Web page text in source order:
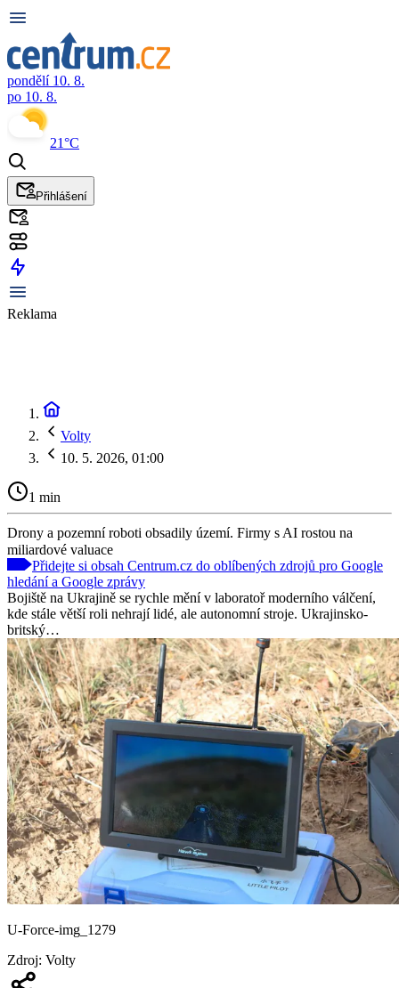
pondělí 10. 8.
po 10. 8.
21°C
Přihlášení
Reklama
Volty
10. 5. 2026, 01:00
1 min
Drony a pozemní roboti obsadily území. Firmy s AI rostou na
miliardové valuace
Přidejte si obsah Centrum.cz do oblíbených zdrojů pro Google
hledání a Google zprávy
Bojiště na Ukrajině se rychle mění v laboratoř moderního válčení,
kde stále větší roli nehrají lidé, ale autonomní stroje. Ukrajinsko-
britský…
U-Force-img_1279
Zdroj: Volty